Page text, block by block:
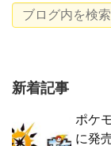
新着記事
ポケ
に発